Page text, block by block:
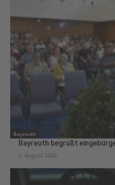
Bayreuth
Bayreuth begrüßt
2. August 2026